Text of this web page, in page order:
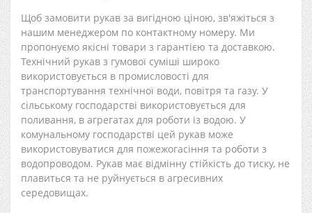
Щоб замовити рукав за вигідною ціною, зв'яжіться з
нашим менеджером по контактному номеру. Ми
пропонуємо якісні товари з гарантією та доставкою.
Технічний рукав з гумової суміші широко
використовується в промисловості для
транспортування технічної води, повітря та газу. У
сільському господарстві використовується для
поливання, в агрегатах для роботи із водою. У
комунальному господарстві цей рукав може
використовуватися для пожежогасіння та роботи з
водопроводом. Рукав має відмінну стійкість до тиску, не
плавиться та не руйнується в агресивних
середовищах.